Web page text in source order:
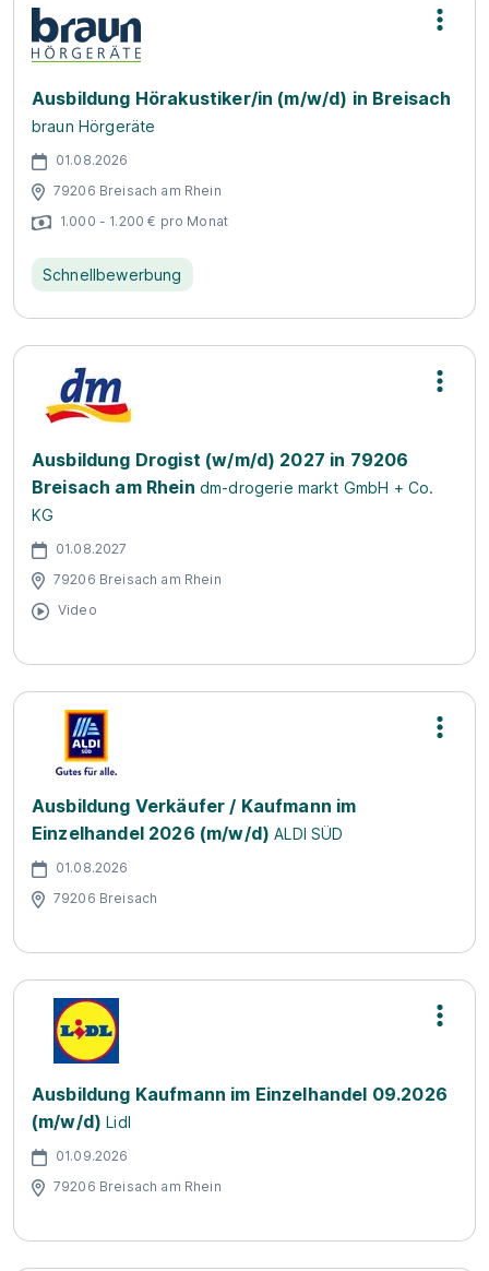
Ausbildung Hörakustiker/in (m/w/d) in Breisach
braun Hörgeräte
01.08.2026
79206 Breisach am Rhein
1.000 - 1.200 € pro Monat
Schnellbewerbung
Ausbildung Drogist (w/m/d) 2027 in 79206
Breisach am Rhein dm-drogerie markt GmbH + Co.
KG
01.08.2027
79206 Breisach am Rhein
Video
Ausbildung Verkäufer / Kaufmann im
Einzelhandel 2026 (m/w/d) ALDI SÜD
01.08.2026
79206 Breisach
Ausbildung Kaufmann im Einzelhandel 09.2026
(m/w/d) Lidl
01.09.2026
79206 Breisach am Rhein